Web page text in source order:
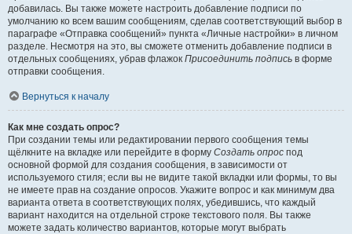
добавилась. Вы также можете настроить добавление подписи по
умолчанию ко всем вашим сообщениям, сделав соответствующий выбор в
параграфе «Отправка сообщений» пункта «Личные настройки» в личном
разделе. Несмотря на это, вы сможете отменить добавление подписи в
отдельных сообщениях, убрав флажок Присоединить подпись в форме
отправки сообщения.
Вернуться к началу
Как мне создать опрос?
При создании темы или редактировании первого сообщения темы
щёлкните на вкладке или перейдите в форму Создать опрос под
основной формой для создания сообщения, в зависимости от
используемого стиля; если вы не видите такой вкладки или формы, то вы
не имеете прав на создание опросов. Укажите вопрос и как минимум два
варианта ответа в соответствующих полях, убедившись, что каждый
вариант находится на отдельной строке текстового поля. Вы также
можете задать количество вариантов, которые могут выбрать